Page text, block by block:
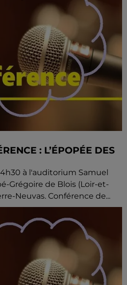
: L’ÉPOPÉE DES
à l'auditorium Samuel
Grégoire de Blois (Loir-et-
Neuvas. Conférence de...